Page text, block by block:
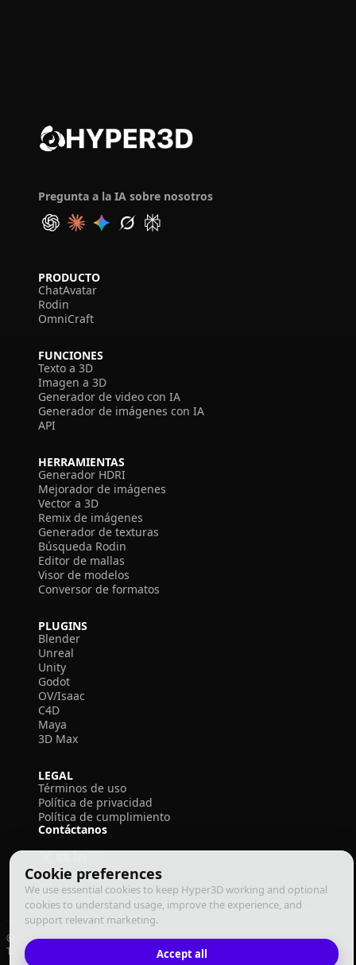
Cookie preferences
We use essential cookies to keep Hyper3D working and optional
cookies to understand usage, improve the experience, and
support relevant marketing.
Accept all
Pregunta a la IA sobre nosotros
PRODUCTO
ChatAvatar
Rodin
OmniCraft
FUNCIONES
Texto a 3D
Imagen a 3D
Generador de video con IA
Generador de imágenes con IA
API
HERRAMIENTAS
Generador HDRI
Mejorador de imágenes
Vector a 3D
Remix de imágenes
Generador de texturas
Búsqueda Rodin
Editor de mallas
Visor de modelos
Conversor de formatos
PLUGINS
Blender
Unreal
Unity
Godot
OV/Isaac
C4D
Maya
3D Max
LEGAL
Términos de uso
Política de privacidad
Política de cumplimiento
Contáctanos
© 2026 Deemos Corporation. Todos los derechos reservados
Términos de Uso
Política de PrivacidadPolítica de Cumplimiento Español